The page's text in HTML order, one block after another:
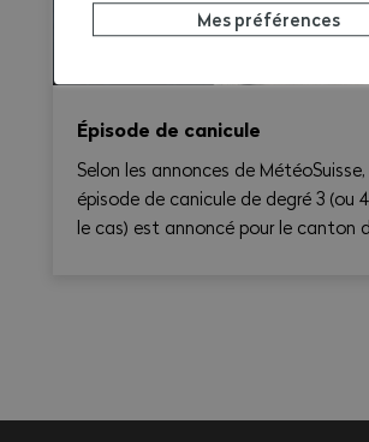
Épisode de canicule
Selon les annonces de MétéoSuisse,
épisode de canicule de degré 3 (ou
le cas) est annoncé pour le canton
fortement exposés à la chaleur.
Mes préférences